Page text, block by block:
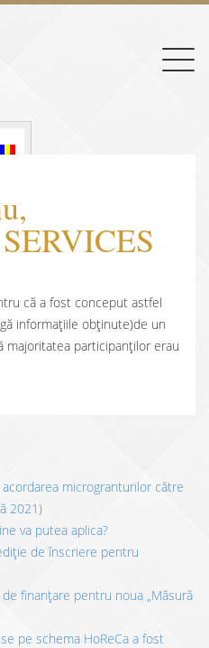
că a fost conceput astfel
informațiile obținute)de un
majoritatea participanților erau
microgranturilor către
2021)
va putea aplica?
de înscriere pentru
finanțare pentru noua „Măsură
pe schema HoReCa a fost